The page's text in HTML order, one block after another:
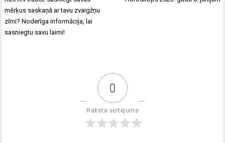
mērķus saskaņā ar tavu zvaigžņu
zīmi? Noderīga informācija, lai
sasniegtu savu laimi!
0
Raksta vērtējums